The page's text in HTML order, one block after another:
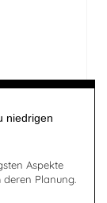
niedrigen
Aspekte
Planung.